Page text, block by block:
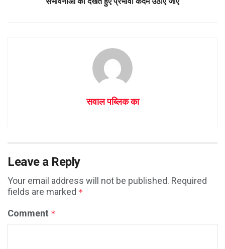
सवाल पब्लिक का
Leave a Reply
Your email address will not be published. Required
fields are marked *
Comment *